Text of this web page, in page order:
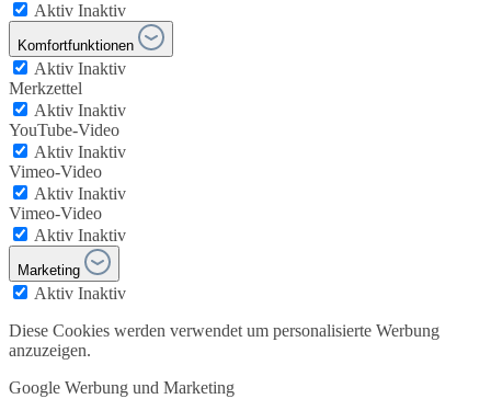
Aktiv Inaktiv
Komfortfunktionen
Aktiv Inaktiv
Merkzettel
Aktiv Inaktiv
YouTube-Video
Aktiv Inaktiv
Vimeo-Video
Aktiv Inaktiv
Vimeo-Video
Aktiv Inaktiv
Marketing
Aktiv Inaktiv
Diese Cookies werden verwendet um personalisierte Werbung
anzuzeigen.
Google Werbung und Marketing